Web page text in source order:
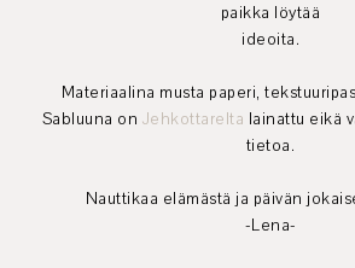
paikka löytää
ideoita.
Materiaalina musta paperi,
Sabluuna on Jehkottarelta lainattu eikä
tietoa.
Nauttikaa elämästä ja päivän
-Lena-